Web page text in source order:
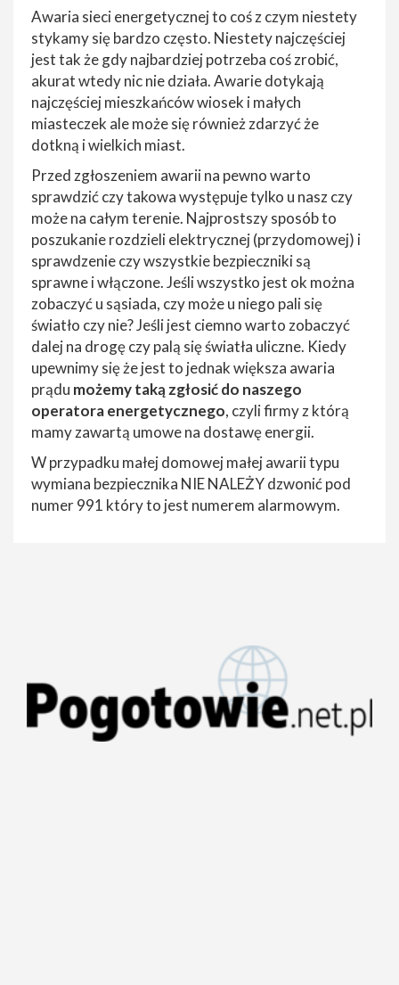
Awaria sieci energetycznej to coś z czym niestety
stykamy się bardzo często. Niestety najczęściej
jest tak że gdy najbardziej potrzeba coś zrobić,
akurat wtedy nic nie działa. Awarie dotykają
najczęściej mieszkańców wiosek i małych
miasteczek ale może się również zdarzyć że
dotkną i wielkich miast.
Przed zgłoszeniem awarii na pewno warto
sprawdzić czy takowa występuje tylko u nasz czy
może na całym terenie. Najprostszy sposób to
poszukanie rozdzieli elektrycznej (przydomowej) i
sprawdzenie czy wszystkie bezpieczniki są
sprawne i włączone. Jeśli wszystko jest ok można
zobaczyć u sąsiada, czy może u niego pali się
światło czy nie? Jeśli jest ciemno warto zobaczyć
dalej na drogę czy palą się światła uliczne. Kiedy
upewnimy się że jest to jednak większa awaria
prądu możemy taką zgłosić do naszego
operatora energetycznego, czyli firmy z którą
mamy zawartą umowe na dostawę energii.
W przypadku małej domowej małej awarii typu
wymiana bezpiecznika NIE NALEŻY dzwonić pod
numer 991 który to jest numerem alarmowym.